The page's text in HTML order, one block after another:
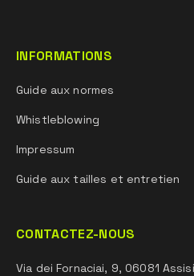
INFORMATIONS
Guide aux normes
Whistleblowing
Impressum
Guide aux tailles et entretien
CONTACTEZ-NOUS
Via dei Fornaciai, 9, 06081